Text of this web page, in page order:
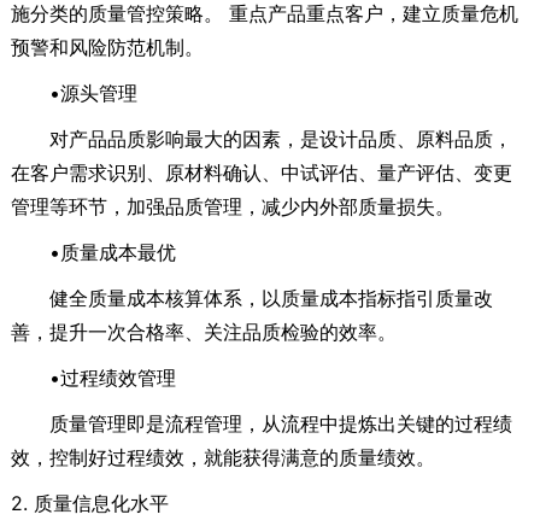
施分类的质量管控策略。 重点产品重点客户，建立质量危机
预警和风险防范机制。
•源头管理
对产品品质影响最大的因素，是设计品质、原料品质，
在客户需求识别、原材料确认、中试评估、量产评估、变更
管理等环节，加强品质管理，减少内外部质量损失。
•质量成本最优
健全质量成本核算体系，以质量成本指标指引质量改
善，提升一次合格率、关注品质检验的效率。
•过程绩效管理
质量管理即是流程管理，从流程中提炼出关键的过程绩
效，控制好过程绩效，就能获得满意的质量绩效。
2. 质量信息化水平